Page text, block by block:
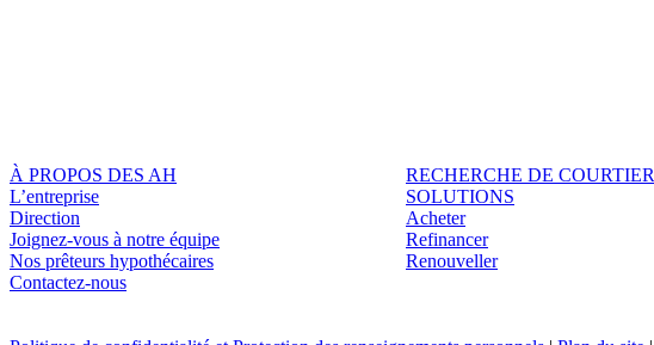
À PROPOS DES AH
L’entreprise
Direction
Joignez-vous à notre équipe
Nos prêteurs hypothécaires
Contactez-nous
RECHERCHE DE COURTIER
SOLUTIONS
Acheter
Refinancer
Renouveller